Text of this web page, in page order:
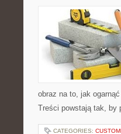
obraz na to, jak
Treści powstają tak, by
CATEGORIES: